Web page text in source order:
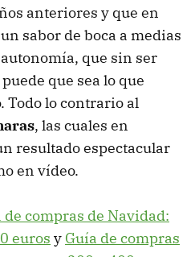
anteriores y que en
sabor de boca a medias
que sin ser
que sea lo que
Todo lo contrario al
, las cuales en
resultado espectacular
en vídeo.
de compras de Navidad:
euros y Guía de compras